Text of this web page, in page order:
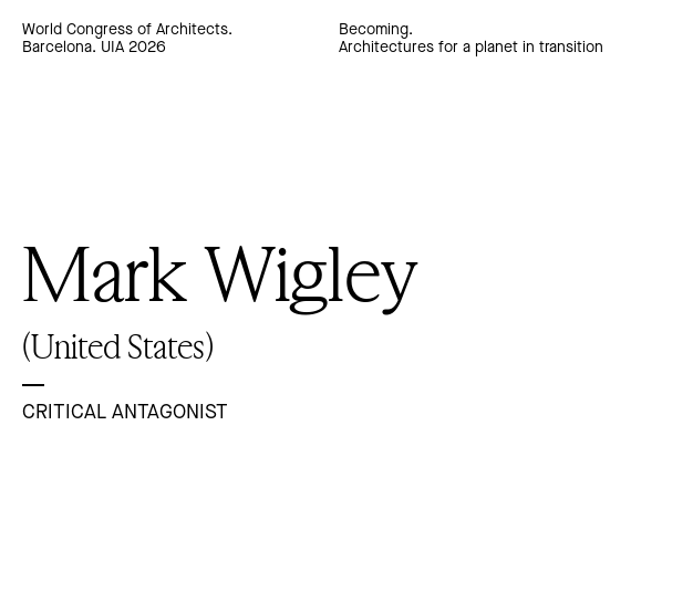
World Congress of Architects.
Barcelona. UIA 2026
Becoming.
Architectures for a planet in transition
Mark Wigley
(United States)
CRITICAL ANTAGONIST